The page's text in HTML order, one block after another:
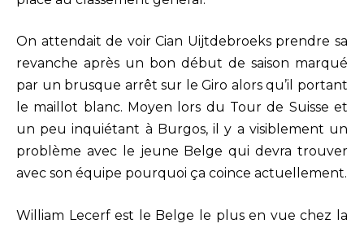
On attendait de voir Cian Uijtdebroeks prendre sa
revanche après un bon début de saison marqué
par un brusque arrêt sur le Giro alors qu’il portant
le maillot blanc. Moyen lors du Tour de Suisse et
un peu inquiétant à Burgos, il y a visiblement un
problème avec le jeune Belge qui devra trouver
avec son équipe pourquoi ça coince actuellement.
William Lecerf est le Belge le plus en vue chez la